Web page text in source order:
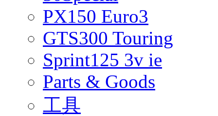
PX150 Euro3
GTS300 Touring
Sprint125 3v ie
Parts & Goods
工具